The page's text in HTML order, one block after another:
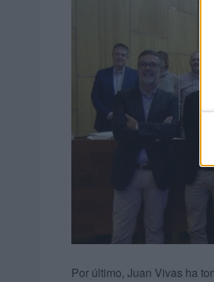
Por último, Juan Vivas ha